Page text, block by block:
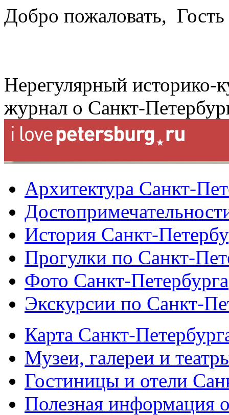
Добро пожаловать, Гость
Нерегулярный историко-
журнал о Санкт-
Архитектура Санкт-
История Санкт-
Прогулки по Санкт-
Фото Санкт-Петербурга
Экскурсии по Санкт-
Карта Санкт-
Музеи, галереи и
Гостиницы и отели
Полезная информация